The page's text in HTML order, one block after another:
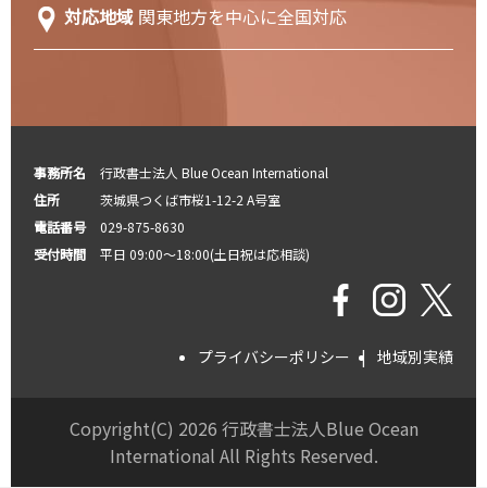
対応地域 関東地方を中心に全国対応
事務所名
行政書士法人 Blue Ocean International
住所
茨城県つくば市桜1-12-2 A号室
電話番号
029-875-8630
受付時間
平日 09:00～18:00(土日祝は応相談)
地域別実績
プライバシーポリシー
Copyright(C) 2026 行政書士法人Blue Ocean
International All Rights Reserved.